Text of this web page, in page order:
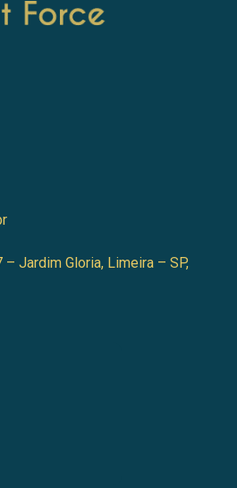
– Jardim Gloria, Limeira – SP,